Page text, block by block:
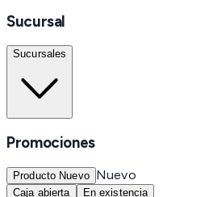
Sucursal
Sucursales
Promociones
Producto Nuevo Nuevo
Caja abierta En existencia